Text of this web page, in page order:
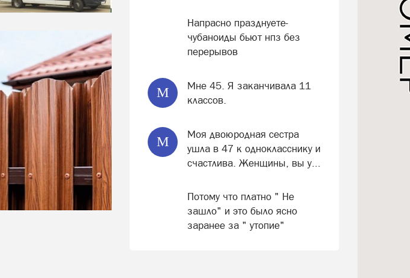
Напрасно празднуете-
чубаноиды бьют нпз без
перерывов
М
Мне 45. Я заканчивала 11
классов.
М
Моя двоюродная сестра
ушла в 47 к однокласснику и
счастлива. Женщины, вы у...
Потому что платно " Не
зашло" и это было ясно
заранее за " утопие"